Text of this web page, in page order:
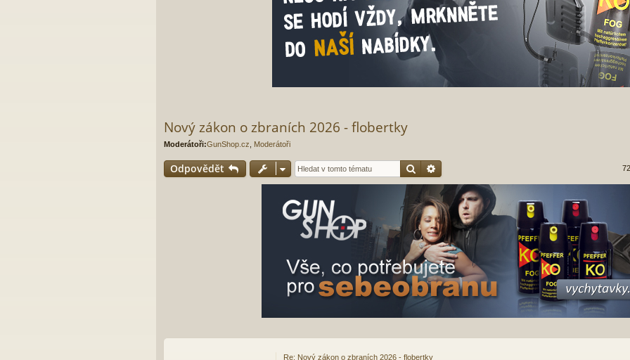
Nový zákon o zbraních 2026 - flobertky
Moderátoři:GunShop.cz Moderátoři
Odpovědět Hledat
Re: Nový zákon o zbraních 2026 - flobertky